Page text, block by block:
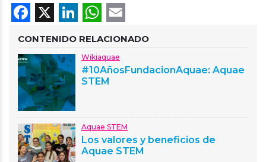
Facebook
X LinkedIn
WhatsApp
CONTENIDO RELACIONADO
Wikiaquae
#10AñosFundacionAquae: Aquae
STEM
Aquae STEM
Los valores y beneficios de
Aquae STEM